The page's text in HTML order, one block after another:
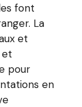
font
La
et
et
pour
en